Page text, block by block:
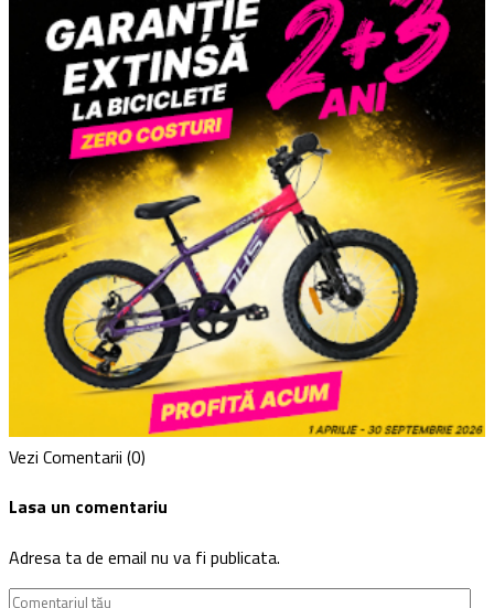
Vezi Comentarii (0)
Lasa un comentariu
Adresa ta de email nu va fi publicata.